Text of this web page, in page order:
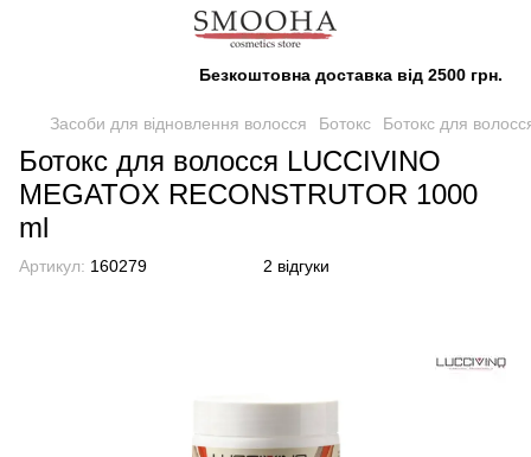
Безкоштовна доставка від 2500 грн.
Засоби для відновлення волосся Ботокс Ботокс для
Ботокс для волосся LUCCIVINO
MEGATOX RECONSTRUTOR 1000
ml
Артикул: 160279 2 відгуки